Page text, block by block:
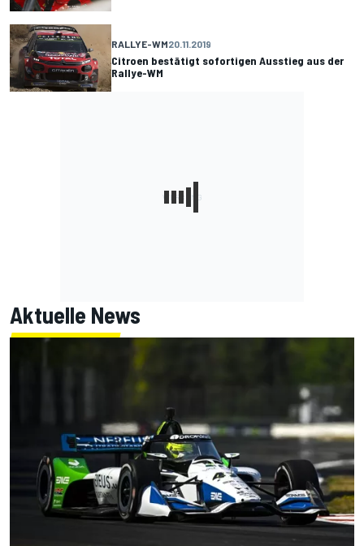
RALLYE-WM20.11.2019
Citroen bestätigt sofortigen Ausstieg aus der
Rallye-WM
Aktuelle News